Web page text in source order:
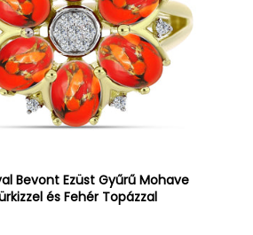
Bevont Ezüst Gyűrű Mohave
és Fehér Topázzal